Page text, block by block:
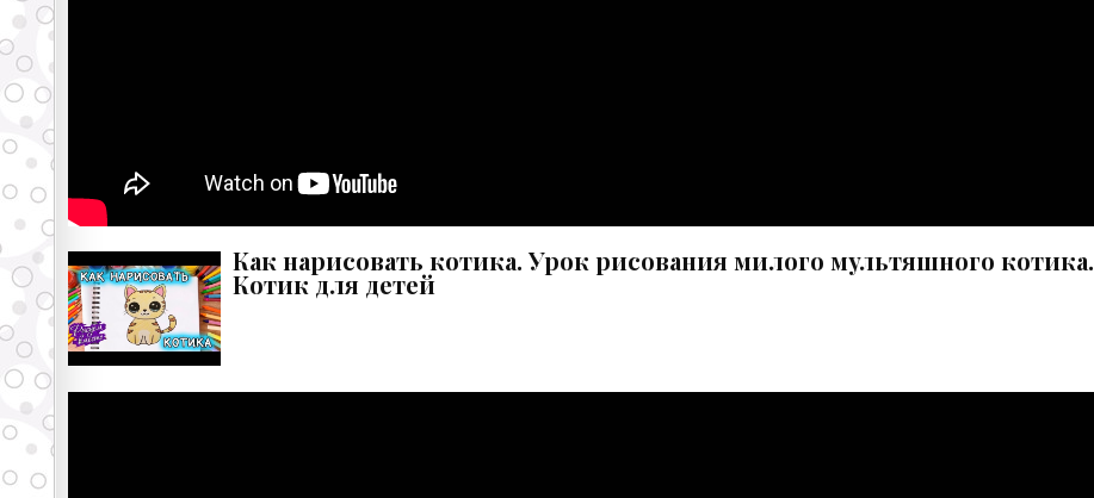
Как нарисовать котика. Урок рисования милого мультяшного котика.
Котик для детей